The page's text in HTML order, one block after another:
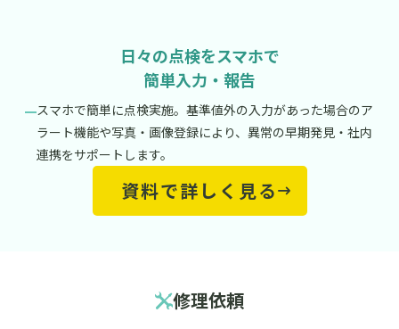
日々の点検をスマホで
簡単入力・報告
スマホで簡単に点検実施。基準値外の入力があった場合のア
ラート機能や写真・画像登録により、異常の早期発見・社内
連携をサポートします。
資料で詳しく見る
修理依頼